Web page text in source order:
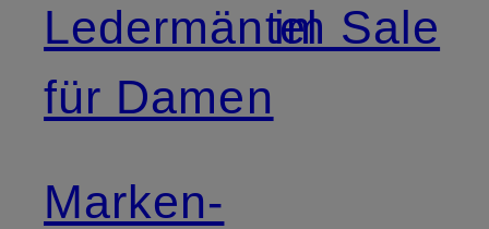
Ledermäntel
für Damen
Marken-
im Sale